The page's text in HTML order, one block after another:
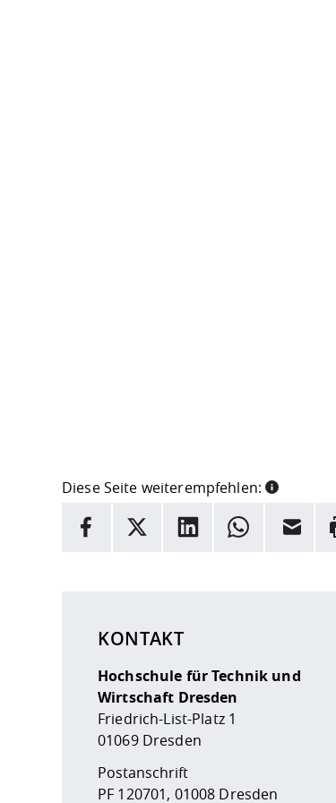
Diese Seite weiterempfehlen:
INFORMATION
Facebook
X LinkedInWhatsappE-Mail
KONTAKT
Hochschule für Technik und
Wirtschaft Dresden
Friedrich-List-Platz 1
01069 Dresden
Postanschrift
PF 120701, 01008 Dresden